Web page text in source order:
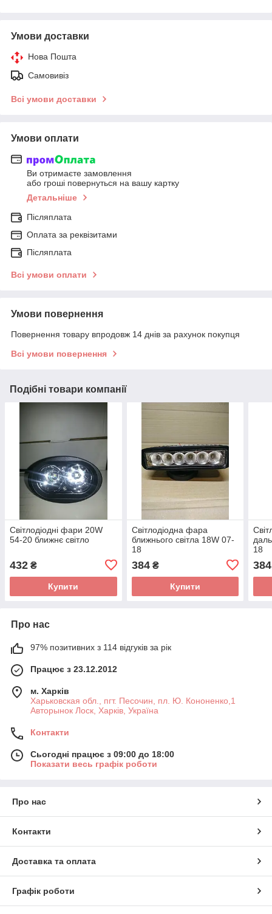
Умови доставки
Нова Пошта
Самовивіз
Всі умови доставки
Умови оплати
Ви отримаєте замовлення
або гроші повернуться на вашу картку
Детальніше
Післяплата
Оплата за реквізитами
Післяплата
Всі умови оплати
Умови повернення
Повернення товару впродовж 14 днів за рахунок покупця
Всі умови повернення
Подібні товари компанії
Світлодіодні фари 20W
54-20 ближнє світло
432 ₴
Купити
Світлодіодна фара
ближнього світла 18W 07-
18
384₴
Купити
18
384
Про нас
97% позитивних з 114 відгуків за рік
Працює з 23.12.2012
м. Харків
Харьковская обл., пгт. Песочин, пл. Ю. Кононенко,1
Авторынок Лоск, Харків, Україна
Контакти
Сьогодні працює з 09:00 до 18:00
Показати весь графік роботи
Про нас
Контакти
Доставка та оплата
Графік роботи